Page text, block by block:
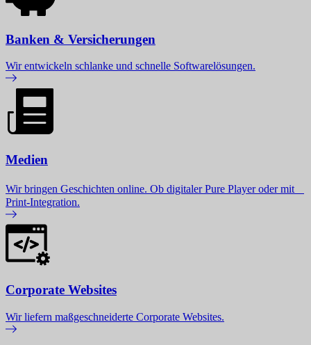
Banken & Versicherungen
Wir entwickeln schlanke und schnelle Softwarelösungen.
Medien
Wir bringen Geschichten online. Ob digitaler Pure Player oder mit
Print-Integration.
Corporate Websites
Wir liefern maßgeschneiderte Corporate Websites.